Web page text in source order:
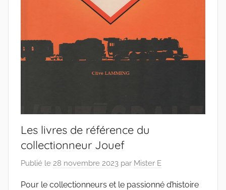
Les livres de référence du
collectionneur Jouef
Publié le 28 novembre 2023 par Mister E
Pour le collectionneurs et le passionné d’histoire